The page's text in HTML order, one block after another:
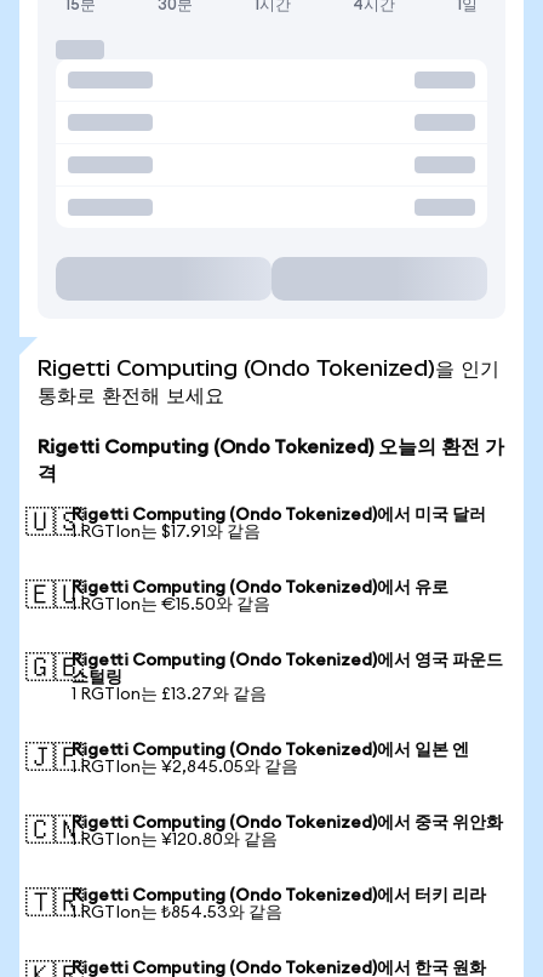
15분 30분 1시간 4시간 1일
Rigetti Computing (Ondo Tokenized)을 인기
통화로 환전해 보세요
Rigetti Computing (Ondo Tokenized) 오늘의 환전 가
격
🇺🇸Rigetti Computing (Ondo Tokenized)에서 미국 달러
1 RGTIon는 $17.91와 같음
🇪🇺Rigetti Computing (Ondo Tokenized)에서 유로
1 RGTIon는 €15.50와 같음
🇬🇧Rigetti Computing (Ondo Tokenized)에서 영국 파운드
스털링
1 RGTIon는 £13.27와 같음
🇯🇵Rigetti Computing (Ondo Tokenized)에서 일본 엔
1 RGTIon는 ¥2,845.05와 같음
🇨🇳Rigetti Computing (Ondo Tokenized)에서 중국 위안화
1 RGTIon는 ¥120.80와 같음
🇹🇷Rigetti Computing (Ondo Tokenized)에서 터키 리라
1 RGTIon는 ₺854.53와 같음
Rigetti Computing (Ondo Tokenized)에서 한국 원화